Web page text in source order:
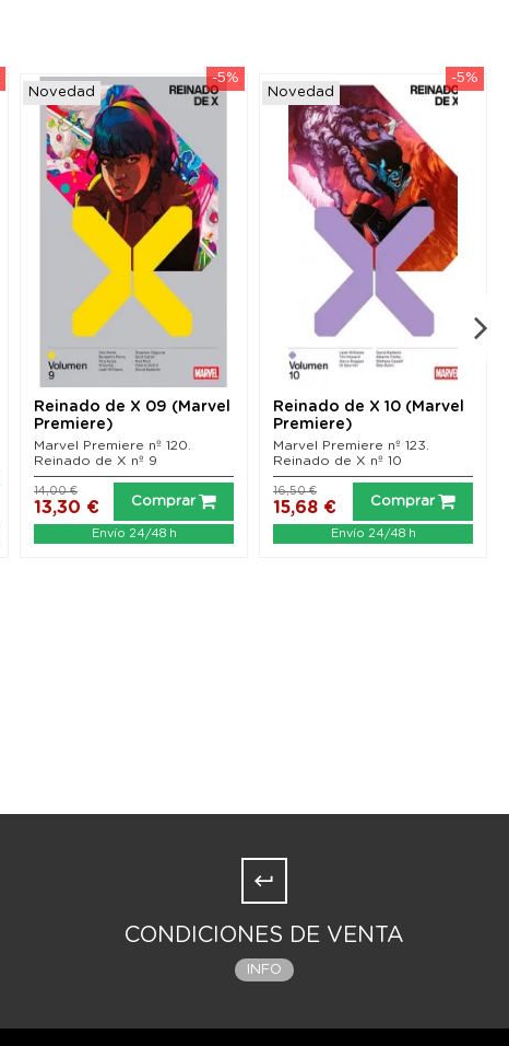
-5%
Novedad
Reinado de X 09 (Marvel
Premiere)
Marvel Premiere nº 120.
Reinado de X nº 9
13,30 €
14,00 €
Comprar
Envío 24/48 h
-5%
Novedad
Reinado de X 10 (Marvel
Premiere)
Marvel Premiere nº 123.
Reinado de X nº 10
15,68 €
16,50 €
Comprar
Envío 24/48 h
CONDICIONES DE VENTA
INFO